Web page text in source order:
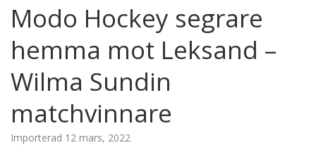
Modo Hockey segrare
hemma mot Leksand –
Wilma Sundin
matchvinnare
Importerad 12 mars, 2022